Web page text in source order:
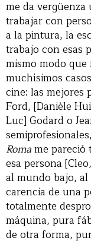
me da
trabajar con
a la pintura, la
trabajo con esas
mismo modo
muchísimos
cine: las mejores
Ford, [Danièle
Luc] Godard o
Romame
esa persona
al mundo bajo,
carencia de una
totalmente
máquina, pura
de otra forma,